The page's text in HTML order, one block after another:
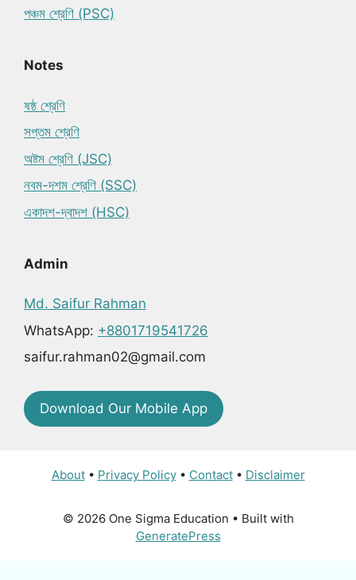
পঞ্চম শ্রেণি (PSC)
Notes
ষষ্ঠ শ্রেণি
সপ্তম শ্রেণি
অষ্টম শ্রেণি (JSC)
নবম-দশম শ্রেণি (SSC)
একাদশ-দ্বাদশ (HSC)
Admin
Md. Saifur Rahman
WhatsApp: +8801719541726
saifur.rahman02@gmail.com
Download Our Mobile App
About• Privacy Policy• Contact• Disclaimer
© 2026 One Sigma Education • Built with
GeneratePress